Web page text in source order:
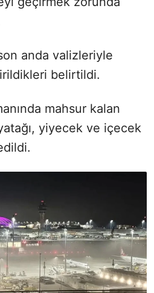
anda valizleriyle
belirtildi.
mahsur kalan
yiyecek ve içecek